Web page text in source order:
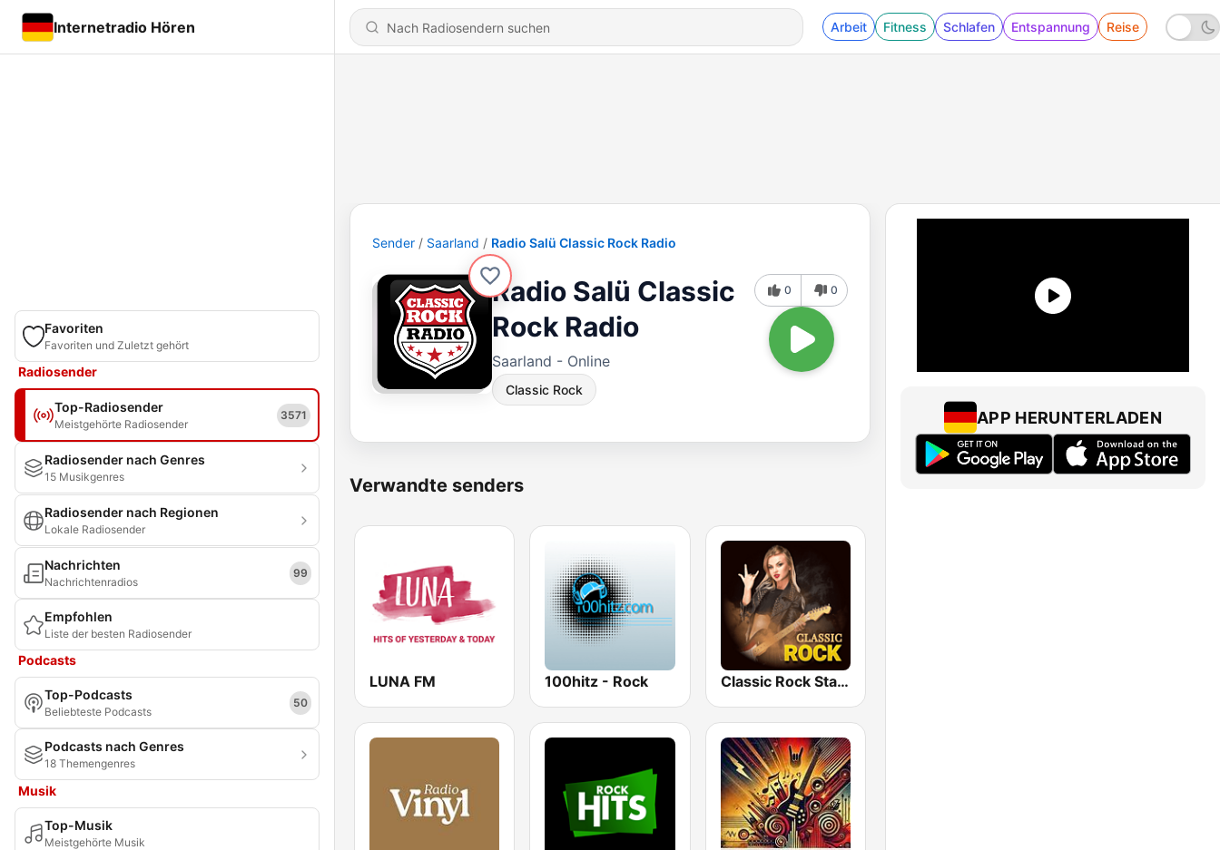
Internetradio Hören Arbeit Fitness Schlafen Entspannung Reise
Favoriten
Favoriten und Zuletzt gehört
Radiosender
Top-Radiosender
Meistgehörte Radiosender
3571
Radiosender nach Genres
15 Musikgenres
Radiosender nach Regionen
Lokale Radiosender
Nachrichten
Nachrichtenradios
99
Empfohlen
Liste der besten Radiosender
Podcasts
Top-Podcasts
Beliebteste Podcasts
50
Podcasts nach Genres
18 Themengenres
Musik
Top-Musik
Meistgehörte Musik
Sender Saarland Radio Salü Classic Rock Radio
Radio Salü Classic
Rock Radio
Saarland - Online
Classic Rock
0 0
Verwandte senders
LUNA FM 100hitz - Rock Classic Rock Station
APP HERUNTERLADEN